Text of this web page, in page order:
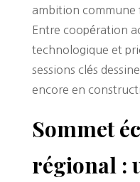
ambition commune
Entre coopération
technologique et
sessions clés
encore en
Sommet
régional :